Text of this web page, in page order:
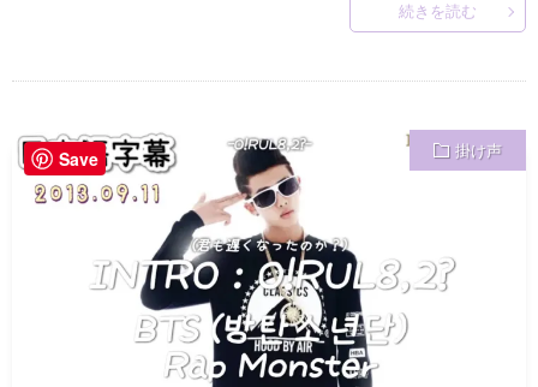
続きを読む
掛け声
Save